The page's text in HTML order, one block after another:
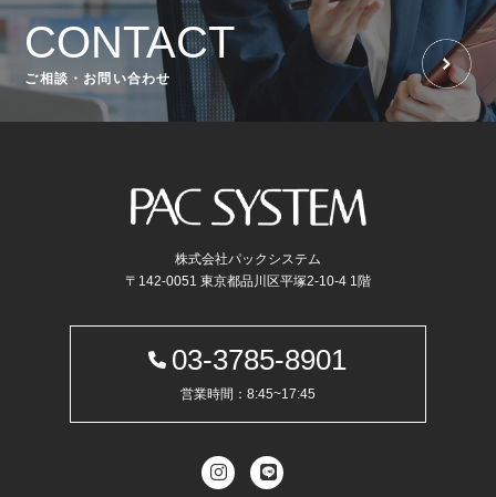
CONTACT
ご相談・お問い合わせ
株式会社パックシステム
〒142-0051 東京都品川区平塚2-10-4 1階
03-3785-8901
営業時間：8:45~17:45